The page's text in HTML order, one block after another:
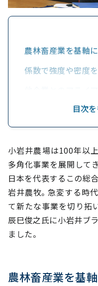
農林畜産業を基軸
係数で強度や密度
目次
小岩井農場は100年以
多角化事業を展開して
日本を代表するこの総
岩井農牧。急変する時
て新たな事業を切り拓
辰巳俊之氏に小岩井ブ
ました。
農林畜産業を基